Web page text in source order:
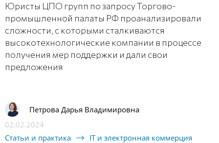
Юристы ЦПО групп по запросу Торгово-
промышленной палаты РФ проанализировали
сложности, с которыми сталкиваются
высокотехнологические компании в процессе
получения мер поддержки и дали свои
предложения
Петрова Дарья Владимировна
02.02.2024
Статьи и практика
IT и электронная коммерция